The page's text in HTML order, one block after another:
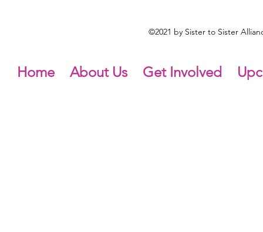
©2021 by Sister to Sister
Home About Us Get Involved